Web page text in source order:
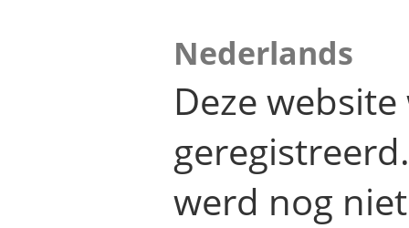
Nederlands
Deze
werd nog